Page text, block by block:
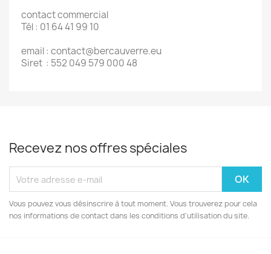
contact commercial
Tél : 01 64 41 99 10
email : contact@bercauverre.eu
Siret : 552 049 579 000 48
Recevez nos offres spéciales
Vous pouvez vous désinscrire à tout moment. Vous trouverez pour cela
nos informations de contact dans les conditions d'utilisation du site.